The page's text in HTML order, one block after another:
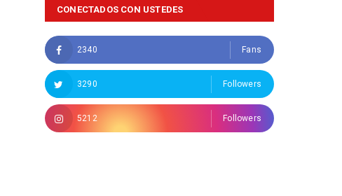
CONECTADOS CON USTEDES
2340 Fans
3290 Followers
5212 Followers